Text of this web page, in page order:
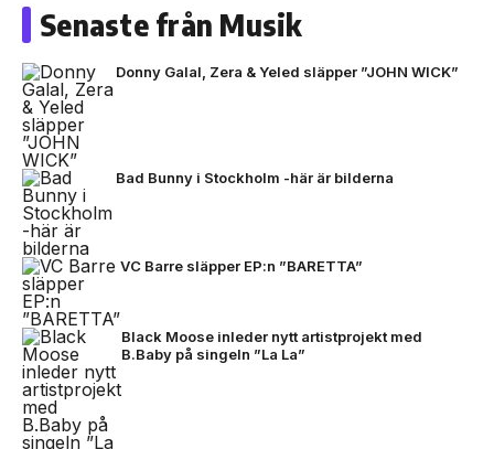
Senaste från Musik
Donny Galal, Zera & Yeled släpper ”JOHN WICK”
Bad Bunny i Stockholm -här är bilderna
VC Barre släpper EP:n ”BARETTA”
Black Moose inleder nytt artistprojekt med
B.Baby på singeln ”La La”